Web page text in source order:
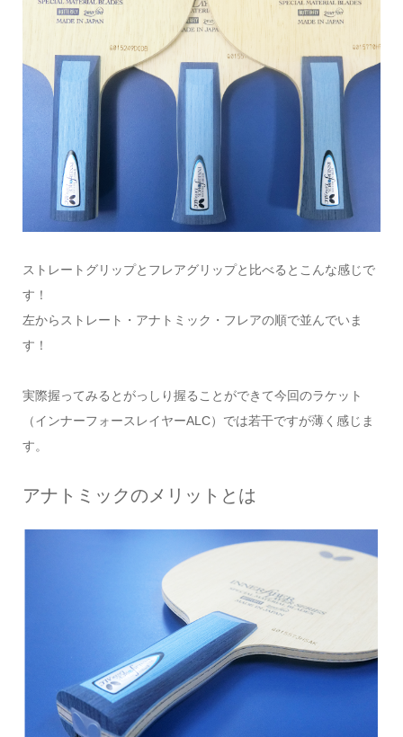
ストレートグリップとフレアグリップと比べるとこんな感じで
す！
左からストレート・アナトミック・フレアの順で並んでいま
す！
実際握ってみるとがっしり握ることができて今回のラケット
（インナーフォースレイヤーALC）では若干ですが薄く感じま
す。
アナトミックのメリットとは